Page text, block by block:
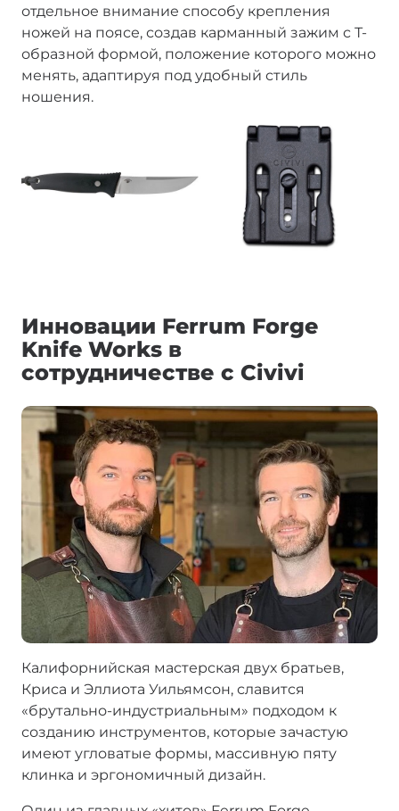
отдельное внимание способу крепления
ножей на поясе, создав карманный зажим с Т-
образной формой, положение которого можно
менять, адаптируя под удобный стиль
ношения.
Инновации Ferrum Forge
Knife Works в
сотрудничестве с Civivi
Калифорнийская мастерская двух братьев,
Криса и Эллиота Уильямсон, славится
«брутально-индустриальным» подходом к
созданию инструментов, которые зачастую
имеют угловатые формы, массивную пяту
клинка и эргономичный дизайн.